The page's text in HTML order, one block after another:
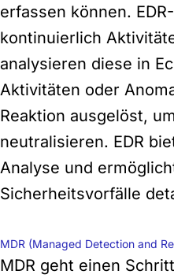
erfassen können.
kontinuierlich
analysieren diese in
Aktivitäten oder
Reaktion ausgelöst,
neutralisieren. EDR
Analyse und
Sicherheitsvorfälle
MDR (Managed Detection and
MDR geht einen